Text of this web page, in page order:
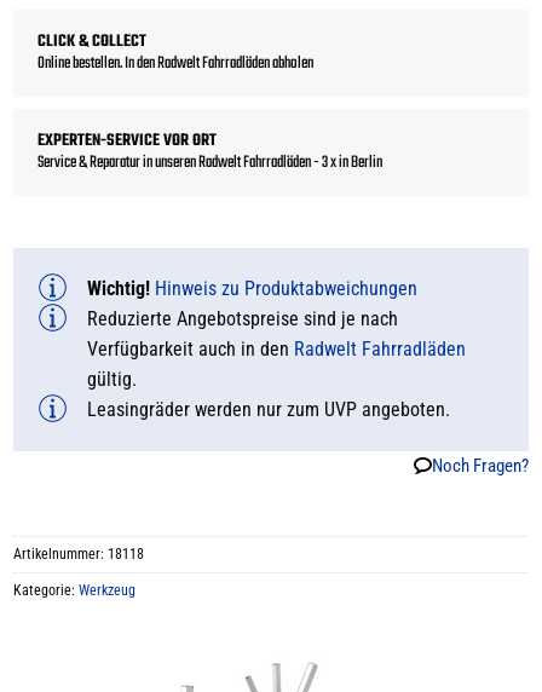
CLICK & COLLECT
Online bestellen. In den Radwelt Fahrradläden abholen
EXPERTEN-SERVICE VOR ORT
Service & Reparatur in unseren Radwelt Fahrradläden - 3 x in Berlin
Wichtig! Hinweis zu Produktabweichungen
Reduzierte Angebotspreise sind je nach
Verfügbarkeit auch in den Radwelt Fahrradläden
gültig.
Leasingräder werden nur zum UVP angeboten.
Noch Fragen?
Artikelnummer: 18118
Kategorie:Werkzeug